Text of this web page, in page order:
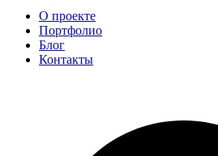
О проекте
Портфолио
Блог
Контакты